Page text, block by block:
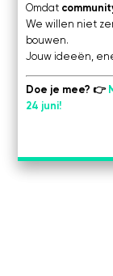
Omdat
We willen niet
bouwen.
Jouw ideeën,
Doe je mee? 👉
24 juni!